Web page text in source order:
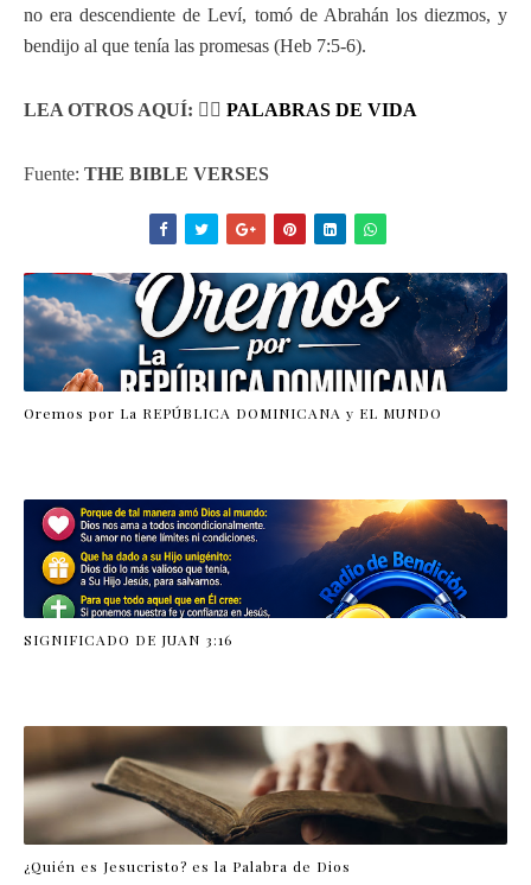
no era descendiente de Leví, tomó de Abrahán los diezmos, y
bendijo al que tenía las promesas (Heb 7:5-6).
LEA OTROS AQUÍ: 👉🏼 PALABRAS DE VIDA
Fuente: THE BIBLE VERSES
Oremos por La REPÚBLICA DOMINICANA y EL MUNDO
SIGNIFICADO DE JUAN 3:16
¿Quién es Jesucristo? es la Palabra de Dios